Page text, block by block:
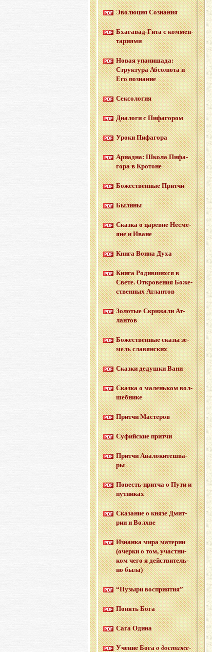
Эво­лю­ция Со­зна­ния
Бха­га­вад-Ги­та с ком­мен­
та­ри­я­ми
Новая упа­ни­ша­да:
Струк­ту­ра Аб­со­лю­та и
Его по­зна­ние
Сек­со­ло­гия
Диа­ло­ги с Пи­фа­го­ром
Уроки Пи­фа­го­ра
Ари­ад­на: Школа Пи­фа­
го­ра в Кро­тоне
Бо­же­ствен­ные Прит­чи
Бы­ли­ны
Сказ­ка о ца­ревне Несме­
яне и Иване
Книга Воина Духа
Книга Ро­див­ших­ся в
Свете. От­кро­ве­ния Бо­же­
ствен­ных Ат­лан­тов
Зо­ло­тые Cкри­жа­ли Ат­
лан­тов
Бо­же­ствен­ные сказы зе­
мель сла­вян­ских
Сказ­ки де­душ­ки Вани
Сказ­ка о ма­лень­ком вол­
шеб­ни­ке
Прит­чи Ма­сте­ров
Су­фий­ские прит­чи
Прит­чи Ава­ло­ки­те­шва­
ры
По­весть-прит­ча о Пути и
пут­ни­ках
Ска­за­ние о князе Дмит­
рии и Волх­ве
Из­нан­ка мира ма­те­рии
(очер­ки о том, участ­ни­
ком чего я дей­стви­тель­
но была)
“Пу­зы­ри вос­при­я­тия”
По­нять Бога
Сага Одина
Уче­ние Богао до­сти­же­